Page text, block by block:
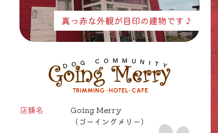
真っ赤な外観が目印の建物です♪
店舗名
Going Merry
（ゴーイングメリー）